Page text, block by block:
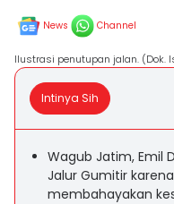
News Channel
Ilustrasi penutupan jalan. (Dok.
Intinya Sih
Wagub Jatim, Emil
Jalur Gumitir
membahayakan